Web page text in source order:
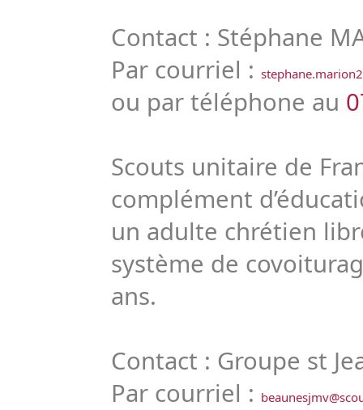
Contact : Stéphane
Par courriel :
ou par téléphone au
Scouts unitaire de
complément
un adulte chrétien
système de
ans.
Contact : Groupe st
Par courriel :